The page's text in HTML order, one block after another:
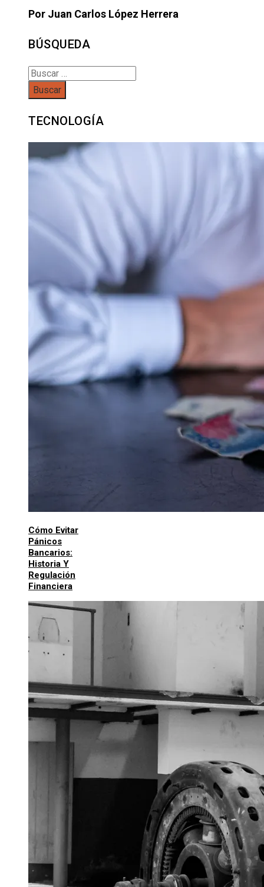
Por Juan Carlos López Herrera
BÚSQUEDA
Buscar:
TECNOLOGÍA
Cómo Evitar
Pánicos
Bancarios:
Historia Y
Regulación
Financiera